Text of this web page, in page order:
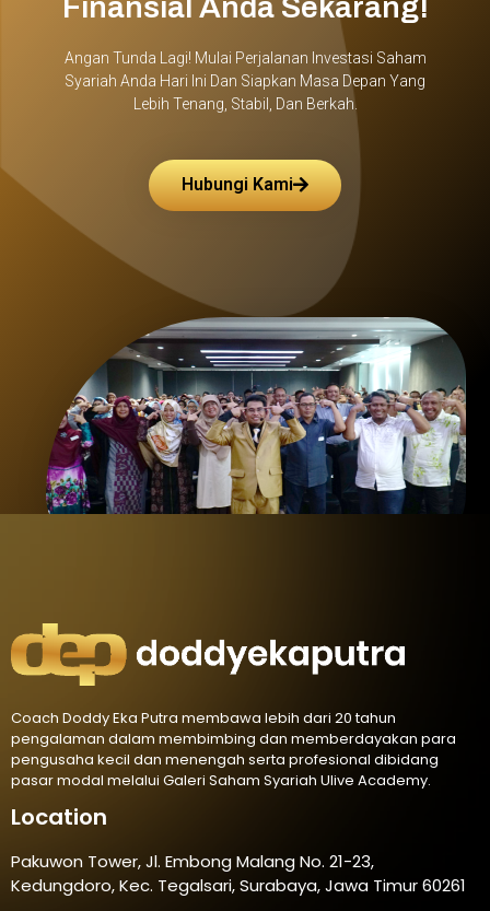
Finansial Anda Sekarang!
Angan Tunda Lagi! Mulai Perjalanan Investasi Saham
Syariah Anda Hari Ini Dan Siapkan Masa Depan Yang
Lebih Tenang, Stabil, Dan Berkah.
Hubungi Kami
Coach Doddy Eka Putra membawa lebih dari 20 tahun
pengalaman dalam membimbing dan memberdayakan para
pengusaha kecil dan menengah serta profesional dibidang
pasar modal melalui Galeri Saham Syariah Ulive Academy.
Location
Pakuwon Tower, Jl. Embong Malang No. 21-23,
Kedungdoro, Kec. Tegalsari, Surabaya, Jawa Timur 60261